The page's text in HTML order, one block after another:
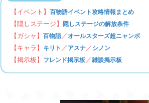
【イベント】 百物語イベント攻略情報まとめ
【隠しステージ】 隠しステージの解放条件
【ガシャ】 百物語／オールスターズ超ニャンボ
【キャラ】 キリト ／アスナ／シノン
【掲示板】 フレンド掲示板／雑談掲示板